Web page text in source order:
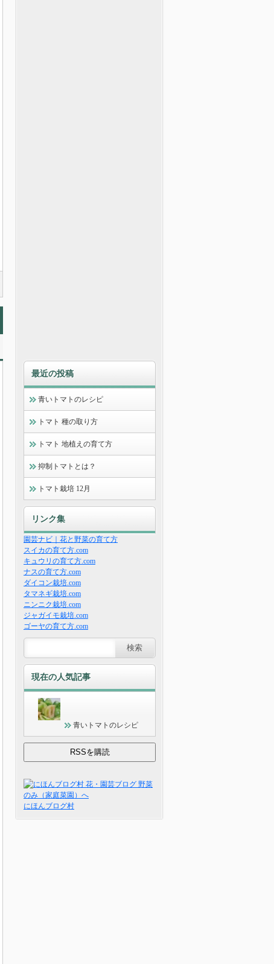
最近の投稿
青いトマトのレシピ
トマト 種の取り方
トマト 地植えの育て方
抑制トマトとは？
トマト栽培 12月
リンク集
園芸ナビ｜花と野菜の育て方
スイカの育て方.com
キュウリの育て方.com
ナスの育て方.com
ダイコン栽培.com
タマネギ栽培.com
ニンニク栽培.com
ジャガイモ栽培.com
ゴーヤの育て方.com
現在の人気記事
青いトマトのレシピ
にほんブログ村